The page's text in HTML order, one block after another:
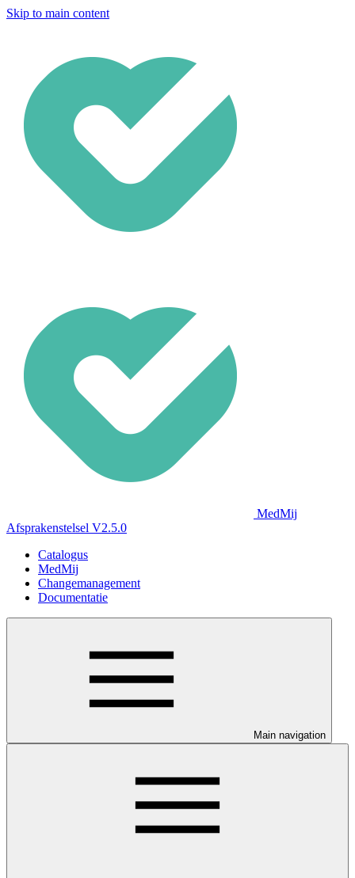
Skip to main content
MedMij
Afsprakenstelsel V2.5.0
Catalogus
MedMij
Changemanagement
Documentatie
Main navigation